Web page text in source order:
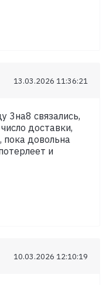
13.03.2026 11:36:21
3на8 связались,
доставки,
пока довольна
и
10.03.2026 12:10:19